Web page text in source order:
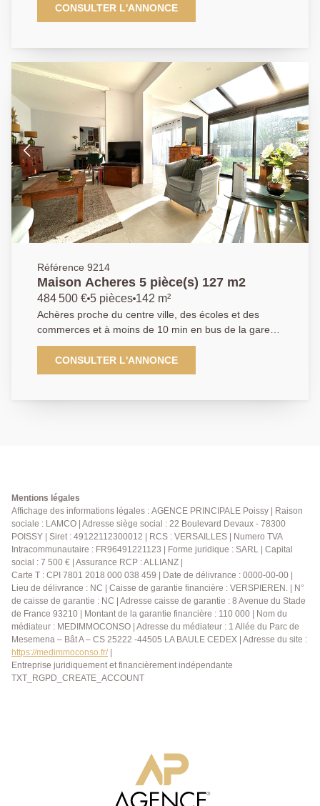
sur un terrain de 448 m², bénéficiant d'un
environnement calme et verdoyant, à proximité
écoles, des crèches, des commerces et d'un arrêt de
bus desservant les gares d'Achères Villes et de Saint-
Germain-en-Laye. Cette maison est composée d'une
entrée avec placards, d'un spacieux double séjour
donnant sur une terrasse et un jardin exposés sud-
ouest, d'une grande cuisine ouverte aménagée et
équipée, d'une suite parentale avec salle d'eau, ainsi
que des toilettes indépendantes. À l'étage, le palier
avec rangements dessert trois chambres, une salle de
bains et des WC séparés. Un garage double attenant
permettant de stationner deux véhicules vient
compléter les prestations de cette maison. AGENCE
PRINCIPALE : 01.30.06.69.69 (collaborateur salarié
F.B.)
CONSULTER L'ANNONCE
Référence 9214
Maison Acheres 5 pièce(s) 127 m2
484 500 € 5 pièces 142 m²
Achères proche du centre ville, des écoles et des
commerces et à moins de 10 min en bus de la gare
d'Achères ville (RER A et SNCF). L'agence Principale
vous propose cette maison familiale de 127m²
habitable et 142m² au sol sur un terrain de 317m².
et un WC séparé. Au sous-sol vous trouverez une
pièce de stockage ainsi qu'un espace chaufferie. Une
belle opportunité à découvrir sans tarder. AGENCE
PRINCIPALE: 01.30.06.69.69 (Collaborateur salarié
Y.B.)
CONSULTER L'ANNONCE
Mentions légales
Affichage des informations légales : AGENCE PRINCIPALE Poissy | Raison
sociale : LAMCO | Adresse siège social : 22 Boulevard Devaux - 78300
POISSY | Siret : 49122112300012 | RCS : VERSAILLES | Numero TVA
Intracommunautaire : FR96491221123 | Forme juridique : SARL | Capital
social : 7 500 € | Assurance RCP : ALLIANZ |
Carte T : CPI 7801 2018 000 038 459 | Date de délivrance : 0000-00-00 |
Lieu de délivrance : NC | Caisse de garantie financière : VERSPIEREN. | N°
de caisse de garantie : NC | Adresse caisse de garantie : 8 Avenue du Stade
de France 93210 | Montant de la garantie financière : 110 000 | Nom du
médiateur : MEDIMMOCONSO | Adresse du médiateur : 1 Allée du Parc de
Mesemena – Bât A – CS 25222 -44505 LA BAULE CEDEX | Adresse du site :
https://medimmoconso.fr/|
Entreprise juridiquement et financièrement indépendante
TXT_RGPD_CREATE_ACCOUNT